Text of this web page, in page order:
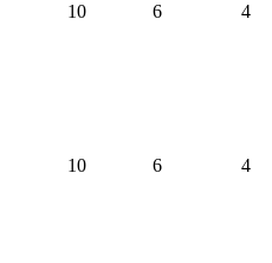
10 6 4
10 6 4